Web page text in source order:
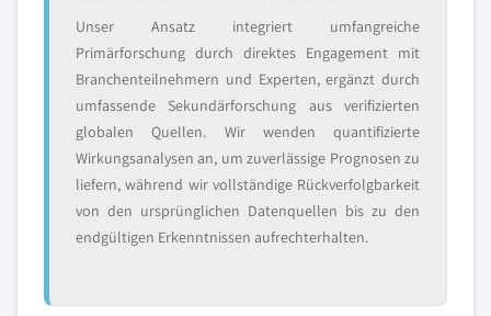
Unser Ansatz integriert umfangreiche
Primärforschung durch direktes Engagement mit
Branchenteilnehmern und Experten, ergänzt durch
umfassende Sekundärforschung aus verifizierten
globalen Quellen. Wir wenden quantifizierte
Wirkungsanalysen an, um zuverlässige Prognosen zu
liefern, während wir vollständige Rückverfolgbarkeit
von den ursprünglichen Datenquellen bis zu den
endgültigen Erkenntnissen aufrechterhalten.